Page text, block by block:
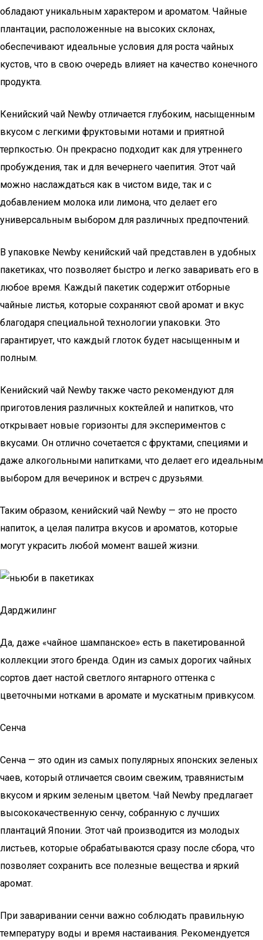
обладают уникальным характером и ароматом. Чайные
плантации, расположенные на высоких склонах,
обеспечивают идеальные условия для роста чайных
кустов, что в свою очередь влияет на качество конечного
продукта.
Кенийский чай Newby отличается глубоким, насыщенным
вкусом с легкими фруктовыми нотами и приятной
терпкостью. Он прекрасно подходит как для утреннего
пробуждения, так и для вечернего чаепития. Этот чай
можно наслаждаться как в чистом виде, так и с
добавлением молока или лимона, что делает его
универсальным выбором для различных предпочтений.
В упаковке Newby кенийский чай представлен в удобных
пакетиках, что позволяет быстро и легко заваривать его в
любое время. Каждый пакетик содержит отборные
чайные листья, которые сохраняют свой аромат и вкус
благодаря специальной технологии упаковки. Это
гарантирует, что каждый глоток будет насыщенным и
полным.
Кенийский чай Newby также часто рекомендуют для
приготовления различных коктейлей и напитков, что
открывает новые горизонты для экспериментов с
вкусами. Он отлично сочетается с фруктами, специями и
даже алкогольными напитками, что делает его идеальным
выбором для вечеринок и встреч с друзьями.
Таким образом, кенийский чай Newby — это не просто
напиток, а целая палитра вкусов и ароматов, которые
могут украсить любой момент вашей жизни.
Дарджилинг
Да, даже «чайное шампанское» есть в пакетированной
коллекции этого бренда. Один из самых дорогих чайных
сортов дает настой светлого янтарного оттенка с
цветочными нотками в аромате и мускатным привкусом.
Сенча
Сенча — это один из самых популярных японских зеленых
чаев, который отличается своим свежим, травянистым
вкусом и ярким зеленым цветом. Чай Newby предлагает
высококачественную сенчу, собранную с лучших
плантаций Японии. Этот чай производится из молодых
листьев, которые обрабатываются сразу после сбора, что
позволяет сохранить все полезные вещества и яркий
аромат.
При заваривании сенчи важно соблюдать правильную
температуру воды и время настаивания. Рекомендуется